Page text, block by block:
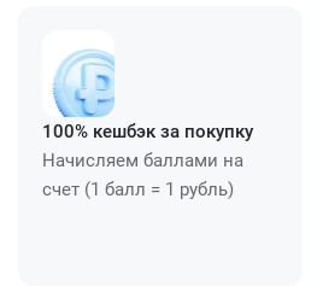
100% кешбэк за покупку
Начисляем баллами на
счет (1 балл = 1 рубль)